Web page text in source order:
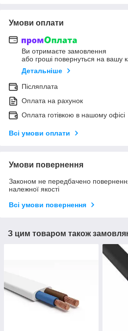
Умови оплати
Ви отримаєте замовлення
або гроші повернуться на вашу
Детальніше
Післяплата
Оплата на рахунок
Оплата готівкою в нашому офісі
Всі умови оплати
Умови повернення
Законом не передбачено
належної якості
Всі умови повернення
З цим товаром також